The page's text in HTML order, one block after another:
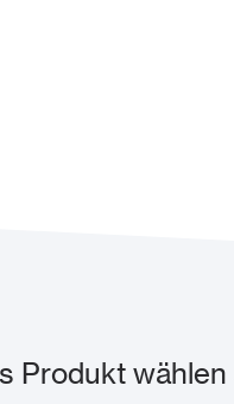
Produkt